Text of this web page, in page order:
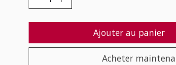
Ajouter au panier
Acheter